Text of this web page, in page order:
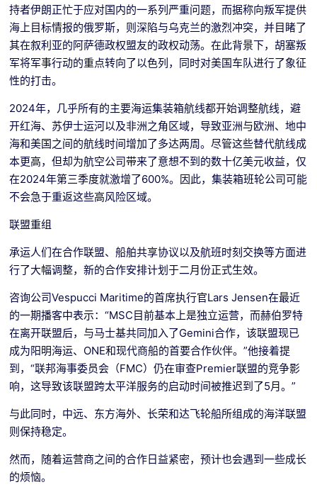
持者伊朗正忙于应对国内的一系列严重问题，而据称向叛军提供
海上目标情报的俄罗斯，则深陷与乌克兰的激烈冲突，并目睹了
其在叙利亚的阿萨德政权盟友的政权动荡。在此背景下，胡塞叛
军将军事行动的重点转向了以色列，同时对美国车队进行了象征
性的打击。
2024年，几乎所有的主要海运集装箱航线都开始调整航线，避
开红海、苏伊士运河以及非洲之角区域，导致亚洲与欧洲、地中
海和美国之间的航线时间增加了多达两周。尽管这些替代航线成
本更高，但却为航空公司带来了意想不到的数十亿美元收益，仅
在2024年第三季度就激增了600%。因此，集装箱班轮公司可能
不会急于重返这些高风险区域。
联盟重组
承运人们在合作联盟、船舶共享协议以及航班时刻交换等方面进
行了大幅调整，新的合作安排计划于二月份正式生效。
咨询公司Vespucci Maritime的首席执行官Lars Jensen在最近
的一期播客中表示：“MSC目前基本上是独立运营，而赫伯罗特
在离开联盟后，与马士基共同加入了Gemini合作，该联盟现已
成为阳明海运、ONE和现代商船的首要合作伙伴。”他接着提
到，“联邦海事委员会（FMC）仍在审查Premier联盟的竞争影
响，这导致该联盟跨太平洋服务的启动时间被推迟到了5月。”
与此同时，中远、东方海外、长荣和达飞轮船所组成的海洋联盟
则保持稳定。
然而，随着运营商之间的合作日益紧密，预计也会遇到一些成长
的烦恼。